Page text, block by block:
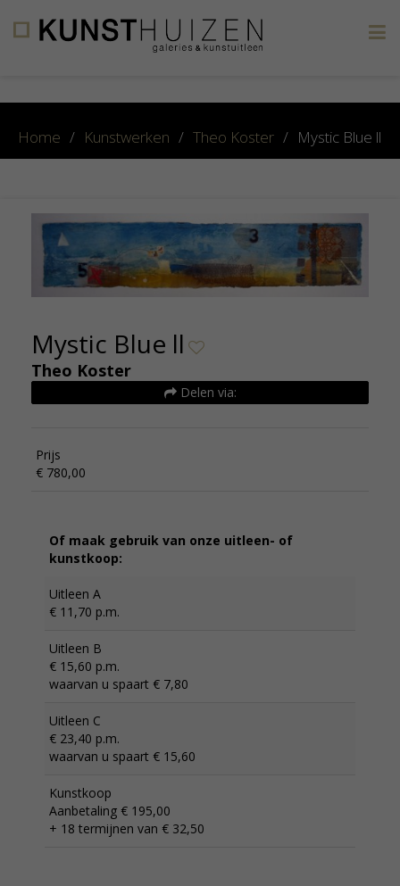
Home / Kunstwerken / Theo Koster / Mystic Blue ll
Mystic Blue ll
Theo Koster
Delen via:
Prijs
€ 780,00
Of maak gebruik van onze uitleen- of
kunstkoop:
Uitleen A
€ 11,70 p.m.
Uitleen B
€ 15,60 p.m.
waarvan u spaart € 7,80
Uitleen C
€ 23,40 p.m.
waarvan u spaart € 15,60
Kunstkoop
Aanbetaling € 195,00
+ 18 termijnen van € 32,50